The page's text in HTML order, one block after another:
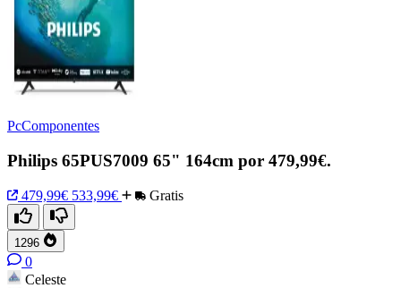
PcComponentes
Philips 65PUS7009 65" 164cm por 479,99€.
479,99€ 533,99€ Gratis
1296
0
Celeste